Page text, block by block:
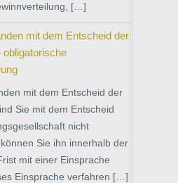
[…]
mit dem Entscheid der
obligatorische
mit dem Entscheid der
Sie mit dem Entscheid
nicht
Sie ihn innerhalb der
mit einer Einsprache
Einsprache verfahren […]